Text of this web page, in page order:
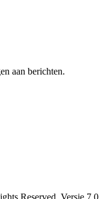
aan berichten.
Reserved. Versie 7.0